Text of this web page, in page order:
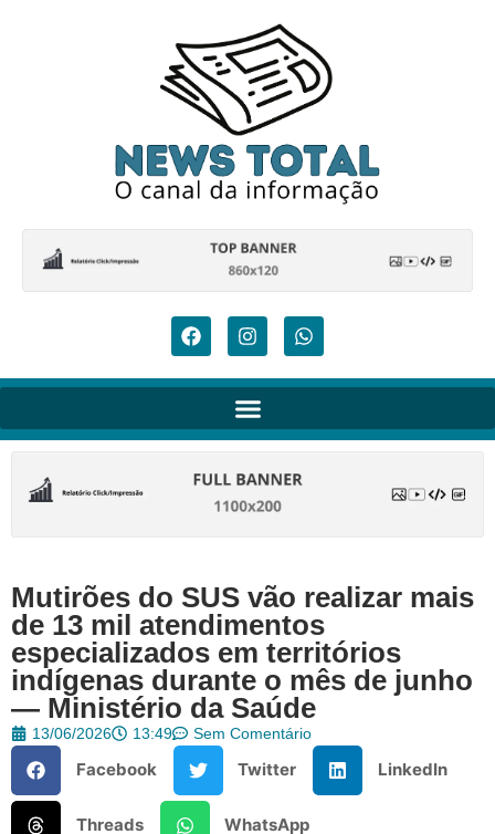
Mutirões do SUS vão realizar mais
de 13 mil atendimentos
especializados em territórios
indígenas durante o mês de junho
— Ministério da Saúde
13/06/2026 13:49 Sem Comentário
Facebook Twitter LinkedIn
Threads WhatsApp